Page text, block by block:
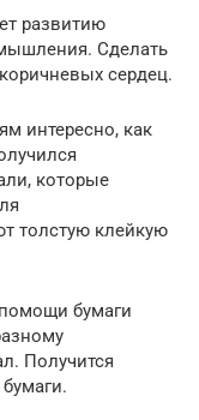
развитию
Сделать
сердец.
интересно, как
которые
толстую клейкую
бумаги
Получится